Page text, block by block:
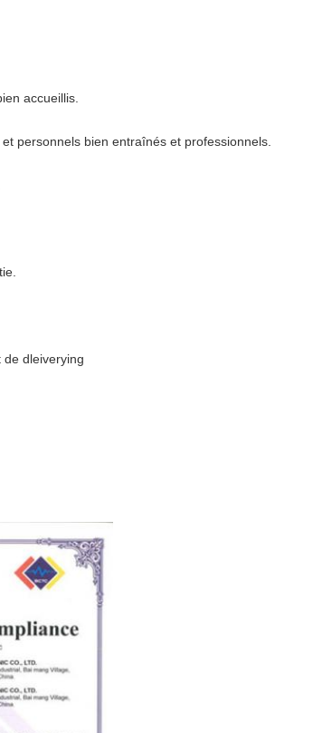
accueillis.
personnels bien entraînés et professionnels.
dleiverying